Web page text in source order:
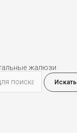
жалюзи
Искать